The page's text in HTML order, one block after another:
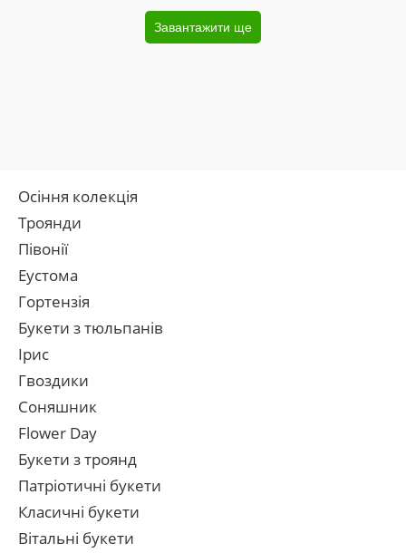
Завантажити ще
Осіння колекція
Троянди
Півонії
Еустома
Гортензія
Букети з тюльпанів
Ірис
Гвоздики
Соняшник
Flower Day
Букети з троянд
Патріотичні букети
Класичні букети
Вітальні букети